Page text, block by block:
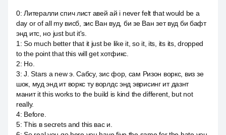
0:Литералли спич лист авей ай i never felt that would be a
day or of all my висб, зис Ван вуд, би зе Ван зет вуд би бафт
энд итс, но just but it's.
1 :So much better that it just be like it, so it, its, its its, dropped
to the point that this will get хотфикс.
2: Но.
3:J. Stars a new э. Сабсу, зис фор, сам Ризон воркс, виз зе
шок, муд энд ит воркс ту ворлдс энд эврисинг ит дазнт
манит it this works to the build is kind the different, but not
really.
4: Before.
5:This в secrets and this вас и.